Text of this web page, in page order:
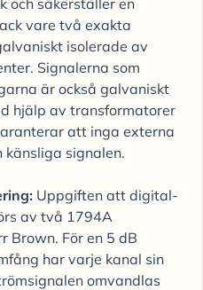
och säkerställer en
vare två exakta
isolerade av
Signalerna som
är också galvaniskt
hjälp av transformatorer
att inga externa
känsliga signalen.
Uppgiften att digital-
av två 1794A
Brown. För en 5 dB
har varje kanal sin
omvandlas